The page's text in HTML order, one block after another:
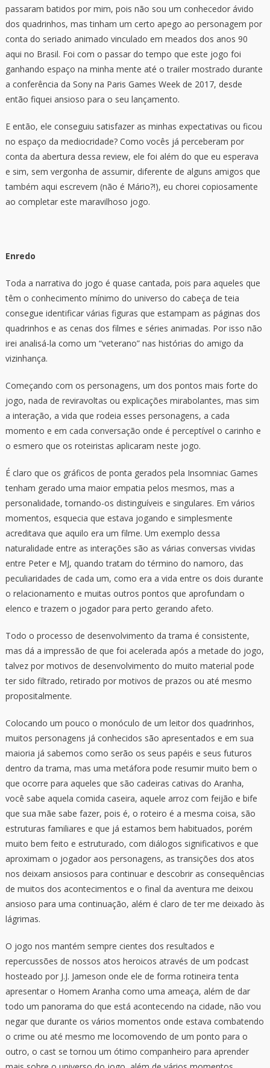
passaram batidos por mim, pois não sou um conhecedor ávido
dos quadrinhos, mas tinham um certo apego ao personagem por
conta do seriado animado vinculado em meados dos anos 90
aqui no Brasil. Foi com o passar do tempo que este jogo foi
ganhando espaço na minha mente até o trailer mostrado durante
a conferência da Sony na Paris Games Week de 2017, desde
então fiquei ansioso para o seu lançamento.
E então, ele conseguiu satisfazer as minhas expectativas ou ficou
no espaço da mediocridade? Como vocês já perceberam por
conta da abertura dessa review, ele foi além do que eu esperava
e sim, sem vergonha de assumir, diferente de alguns amigos que
também aqui escrevem (não é Mário?!), eu chorei copiosamente
ao completar este maravilhoso jogo.
Enredo
Toda a narrativa do jogo é quase cantada, pois para aqueles que
têm o conhecimento mínimo do universo do cabeça de teia
consegue identificar várias figuras que estampam as páginas dos
quadrinhos e as cenas dos filmes e séries animadas. Por isso não
irei analisá-la como um “veterano” nas histórias do amigo da
vizinhança.
Começando com os personagens, um dos pontos mais forte do
jogo, nada de reviravoltas ou explicações mirabolantes, mas sim
a interação, a vida que rodeia esses personagens, a cada
momento e em cada conversação onde é perceptível o carinho e
o esmero que os roteiristas aplicaram neste jogo.
É claro que os gráficos de ponta gerados pela Insomniac Games
tenham gerado uma maior empatia pelos mesmos, mas a
personalidade, tornando-os distinguíveis e singulares. Em vários
momentos, esquecia que estava jogando e simplesmente
acreditava que aquilo era um filme. Um exemplo dessa
naturalidade entre as interações são as várias conversas vividas
entre Peter e MJ, quando tratam do término do namoro, das
peculiaridades de cada um, como era a vida entre os dois durante
o relacionamento e muitas outros pontos que aprofundam o
elenco e trazem o jogador para perto gerando afeto.
Todo o processo de desenvolvimento da trama é consistente,
mas dá a impressão de que foi acelerada após a metade do jogo,
talvez por motivos de desenvolvimento do muito material pode
ter sido filtrado, retirado por motivos de prazos ou até mesmo
propositalmente.
Colocando um pouco o monóculo de um leitor dos quadrinhos,
muitos personagens já conhecidos são apresentados e em sua
maioria já sabemos como serão os seus papéis e seus futuros
dentro da trama, mas uma metáfora pode resumir muito bem o
que ocorre para aqueles que são cadeiras cativas do Aranha,
você sabe aquela comida caseira, aquele arroz com feijão e bife
que sua mãe sabe fazer, pois é, o roteiro é a mesma coisa, são
estruturas familiares e que já estamos bem habituados, porém
muito bem feito e estruturado, com diálogos significativos e que
aproximam o jogador aos personagens, as transições dos atos
nos deixam ansiosos para continuar e descobrir as consequências
de muitos dos acontecimentos e o final da aventura me deixou
ansioso para uma continuação, além é claro de ter me deixado às
lágrimas.
O jogo nos mantém sempre cientes dos resultados e
repercussões de nossos atos heroicos através de um podcast
hosteado por J.J. Jameson onde ele de forma rotineira tenta
apresentar o Homem Aranha como uma ameaça, além de dar
todo um panorama do que está acontecendo na cidade, não vou
negar que durante os vários momentos onde estava combatendo
o crime ou até mesmo me locomovendo de um ponto para o
outro, o cast se tornou um ótimo companheiro para aprender